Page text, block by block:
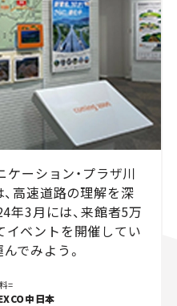
ケーション・プラザ川
、高速道路の理解を深
年3月には、来館者5万
イベントを開催してい
でみよう。
=
中日本
スズキ｜Suzuki
スター｜Mazda Roadster